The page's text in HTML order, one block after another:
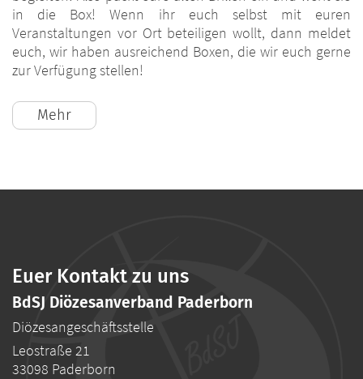
in die Box! Wenn ihr euch selbst mit euren
Veranstaltungen vor Ort beteiligen wollt, dann meldet
euch, wir haben ausreichend Boxen, die wir euch gerne
zur Verfügung stellen!
Mehr
Euer Kontakt zu uns
BdSJ Diözesanverband Paderborn
Diözesangeschäftsstelle
Leostraße 21
33098 Paderborn